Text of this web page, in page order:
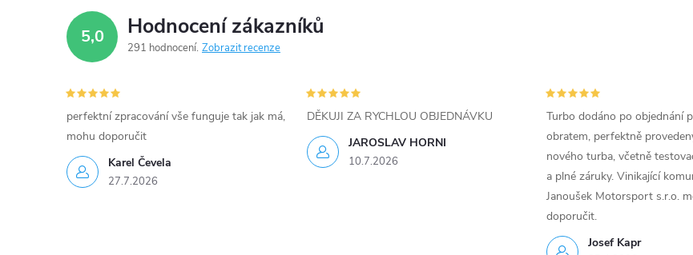
v
k
y
v
ý
p
5,0 Hodnocení zákazníků
291 hodnocení Zobrazit recenze
Karel Čevela
27.7.2026
perfektní zpracování vše funguje tak jak má,
mohu doporučit
JAROSLAV HORNI
10.7.2026
DĚKUJI ZA RYCHLOU OBJEDNÁVKU
Josef Kapr
Turbo dodáno po objednání
obratem, perfektně
nového turba, včetně
a plné záruky. Vinikající
Janoušek Motorsport s.r.o.
doporučit.